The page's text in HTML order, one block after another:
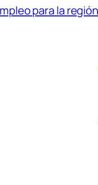
para la región